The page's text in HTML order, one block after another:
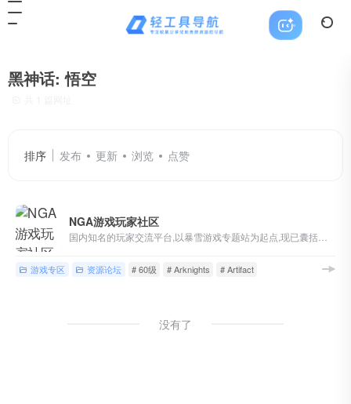
黑神话: 悟空
排序 发布 更新 浏览 点赞
NGA游戏玩家社区
游戏专区 资源论坛 # 60级 # Arknights # Artifact
没有了